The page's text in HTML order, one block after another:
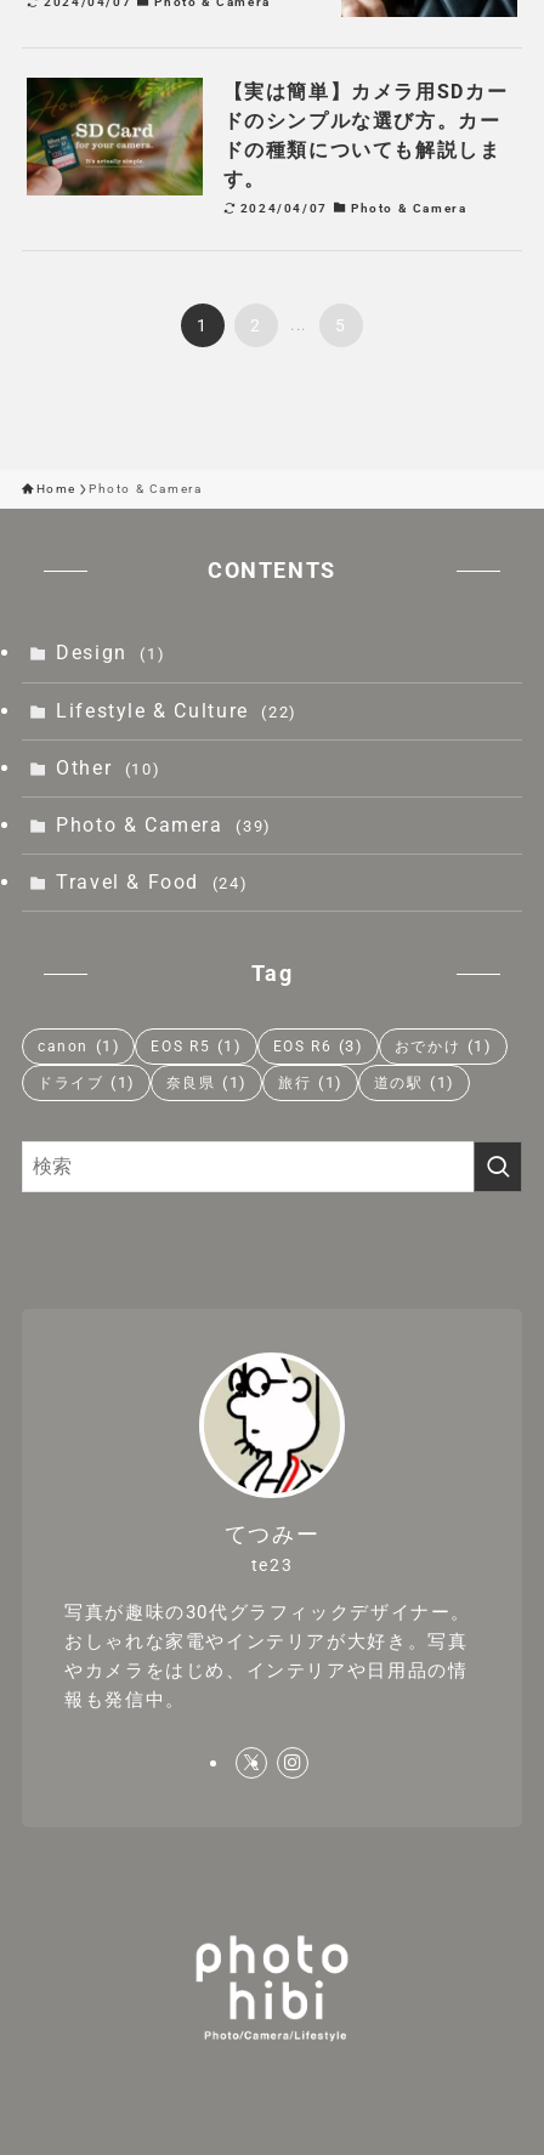
【実は簡単】カメラ用SDカー
ドのシンプルな選び方。カー
ドの種類についても解説しま
す。
2024/04/07 Photo & Camera
1 2 ... 5
Home Photo & Camera
CONTENTS
Design (1)
Lifestyle & Culture (22)
Other (10)
Photo & Camera (39)
Travel & Food (24)
Tag
canon (1) EOS R5 (1) EOS R6 (3) おでかけ (1)
ドライブ (1) 奈良県 (1) 旅行 (1) 道の駅 (1)
てつみー
te23
写真が趣味の30代グラフィックデザイナー。
おしゃれな家電やインテリアが大好き。写真
やカメラをはじめ、インテリアや日用品の情
報も発信中。